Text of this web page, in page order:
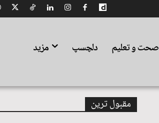
صحت و تعلیم دلچسپ مزید
مقبول ترین